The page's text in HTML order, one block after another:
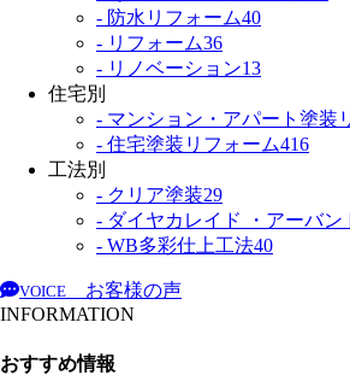
- 防水リフォーム40
- リフォーム36
- リノベーション13
住宅別
- マンション・アパート塗装
- 住宅塗装リフォーム416
工法別
- クリア塗装29
- ダイヤカレイド ・アーバン
- WB多彩仕上工法40
VOICE
お客様の声
INFORMATION
おすすめ情報